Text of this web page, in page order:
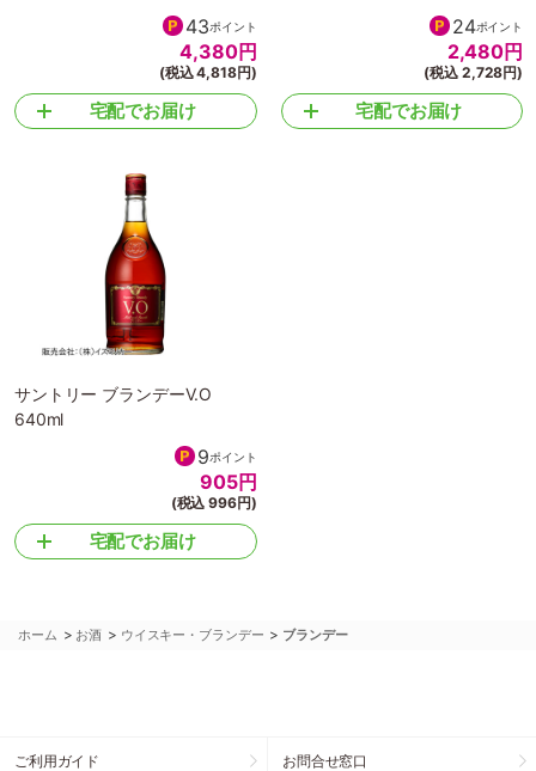
43ポイント
4,380円
(税込 4,818円)
宅配でお届け
24ポイント
2,480円
(税込 2,728円)
宅配でお届け
サントリー ブランデーV.O
640ml
9ポイント
905円
(税込 996円)
宅配でお届け
ホーム > お酒 > ウイスキー・ブランデー > ブランデー
ご利用ガイド お問合せ窓口